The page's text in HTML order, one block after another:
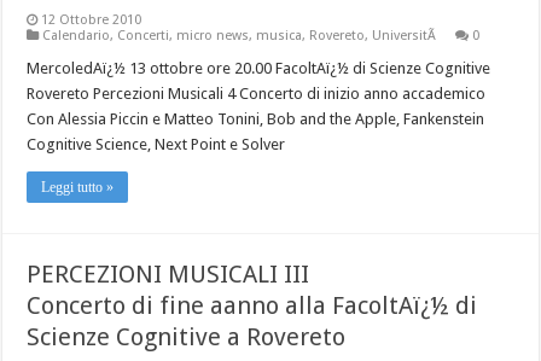
12 Ottobre 2010
Calendario, Concerti, micro news, musica, Rovereto, UniversitÃ 0
MercoledAï¿½ 13 ottobre ore 20.00 FacoltAï¿½ di Scienze Cognitive
Rovereto Percezioni Musicali 4 Concerto di inizio anno accademico
Con Alessia Piccin e Matteo Tonini, Bob and the Apple, Fankenstein
Cognitive Science, Next Point e Solver
Leggi tutto »
PERCEZIONI MUSICALI III
Concerto di fine aanno alla FacoltAï¿½ di
Scienze Cognitive a Rovereto